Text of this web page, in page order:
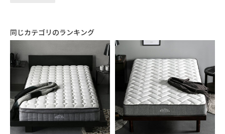
同じカテゴリのランキング